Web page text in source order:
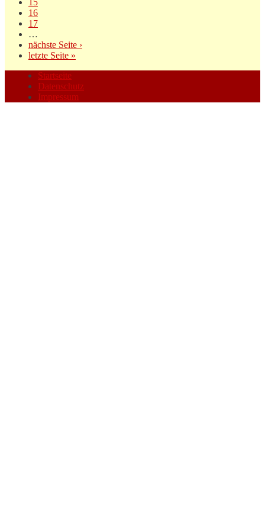
16
17
…
nächste Seite ›
letzte Seite »
Startseite
Datenschutz
Impressum